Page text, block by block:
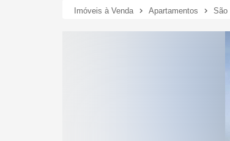
Imóveis à Venda Apartamentos São